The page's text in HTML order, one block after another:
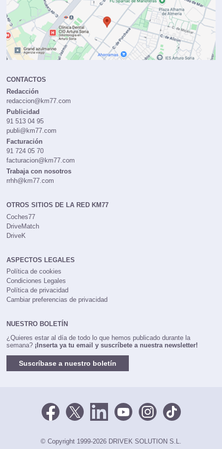
CONTACTOS
Redacción
redaccion@km77.com
Publicidad
91 513 04 95
publi@km77.com
Facturación
91 724 05 70
facturacion@km77.com
Trabaja con nosotros
rrhh@km77.com
OTROS SITIOS DE LA RED KM77
Coches77
DriveMatch
DriveK
ASPECTOS LEGALES
Política de cookies
Condiciones Legales
Política de privacidad
Cambiar preferencias de privacidad
NUESTRO BOLETÍN
¿Quieres estar al día de todo lo que hemos publicado durante la
semana? ¡Inserta ya tu email y suscríbete a nuestra newsletter!
Suscríbase a nuestro boletín
© Copyright 1999-2026 DRIVEK SOLUTION S.L.